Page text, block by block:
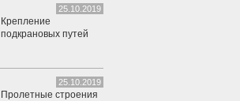
25.10.2019
Крепление
подкрановых путей
25.10.2019
Пролетные строения